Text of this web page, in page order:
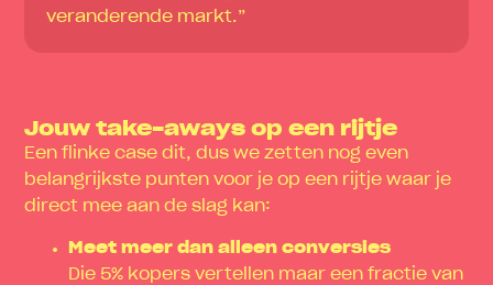
veranderende markt.”
Jouw take-aways op een rijtje
Een flinke case dit, dus we zetten nog even
belangrijkste punten voor je op een rijtje waar je
direct mee aan de slag kan:
Meet meer dan alleen conversies
Die 5% kopers vertellen maar een fractie van